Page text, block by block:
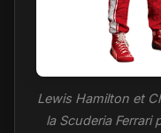
Lewis Hamilton et
la Scuderia